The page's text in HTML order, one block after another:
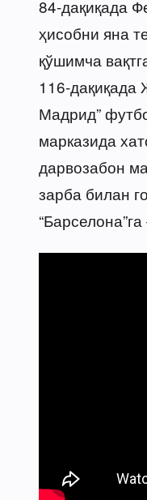
84-дақиқада
ҳисобни яна
қўшимча
116-
Мадрид”
марказида
дарвозабон
зарба билан